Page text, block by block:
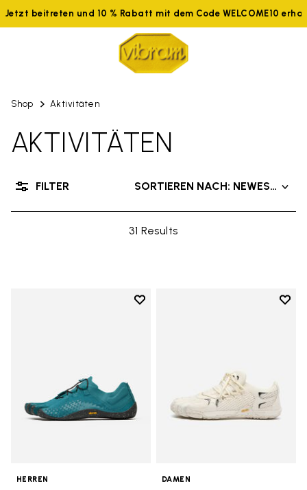
beitreten und 10 % Rabatt mit dem Code WELCOME10
Shop Aktivitäten
AKTIVITÄTEN
31 Results
SORTIEREN NACH: NEWEST
FILTER
Add to wishlist
HERREN
Add
DAMEN